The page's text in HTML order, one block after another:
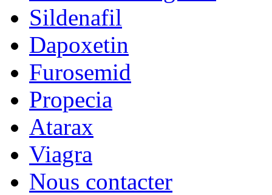
Sildenafil
Dapoxetin
Furosemid
Propecia
Atarax
Viagra
Nous contacter